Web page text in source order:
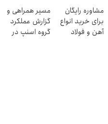
مشاوره رایگان
برای خرید انواع
آهن و فولاد
مسیر همراهی و
گزارش عملکرد
گروه اسنپ در